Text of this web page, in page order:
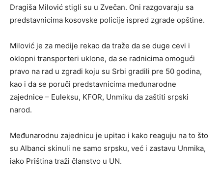
Dragiša Milović stigli su u Zvečan. Oni razgovaraju sa
predstavnicima kosovske policije ispred zgrade opštine.
Milović je za medije rekao da traže da se duge cevi i
oklopni transporteri uklone, da se radnicima omogući
pravo na rad u zgradi koju su Srbi gradili pre 50 godina,
kao i da se poruči predstavnicima međunarodne
zajednice – Euleksu, KFOR, Unmiku da zaštiti srpski
narod.
Međunarodnu zajednicu je upitao i kako reaguju na to što
su Albanci skinuli ne samo srpsku, već i zastavu Unmika,
iako Priština traži članstvo u UN.